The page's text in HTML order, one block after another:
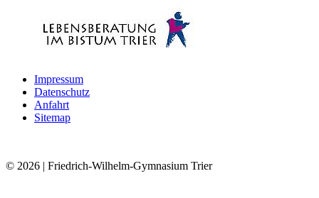
Impressum
Datenschutz
Anfahrt
Sitemap
© 2026 | Friedrich-Wilhelm-Gymnasium Trier